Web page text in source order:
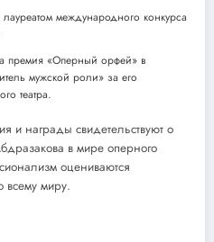
международного конкурса
премия «Оперный орфей» в
мужской роли» за его
театра.
и награды свидетельствуют о
в мире оперного
оцениваются
всему миру.